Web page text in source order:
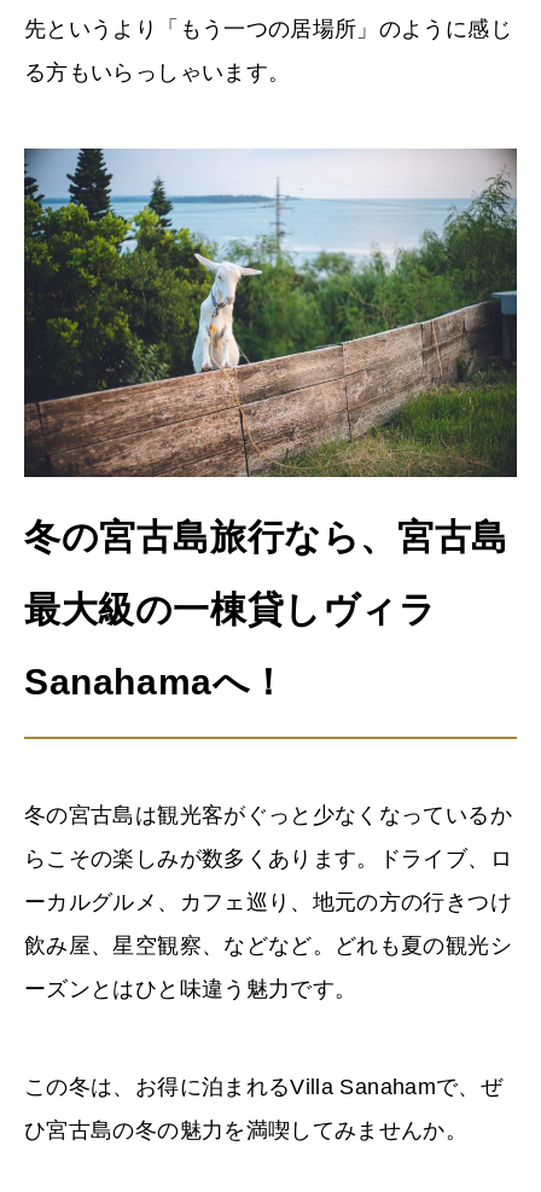
先というより「もう一つの居場所」のように感じ
る方もいらっしゃいます。
冬の宮古島旅行なら、宮古島
最大級の一棟貸しヴィラ
Sanahamaへ！
冬の宮古島は観光客がぐっと少なくなっているか
らこその楽しみが数多くあります。ドライブ、ロ
ーカルグルメ、カフェ巡り、地元の方の行きつけ
飲み屋、星空観察、などなど。どれも夏の観光シ
ーズンとはひと味違う魅力です。
この冬は、お得に泊まれるVilla Sanahamで、ぜ
ひ宮古島の冬の魅力を満喫してみませんか。